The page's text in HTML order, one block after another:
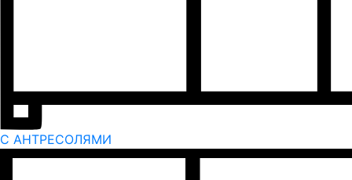
С АНТРЕСОЛЯМИ